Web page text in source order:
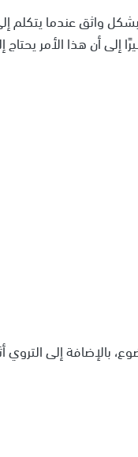
واثق عندما
أن هذا الأمر يحتاج
إلى التروي